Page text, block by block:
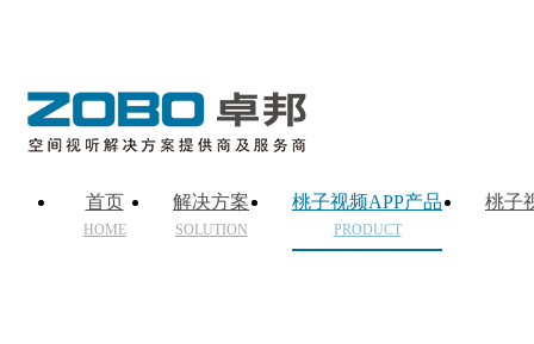
首页
HOME
解决方案
SOLUTION
桃子视频APP产品
PRODUCT
桃子